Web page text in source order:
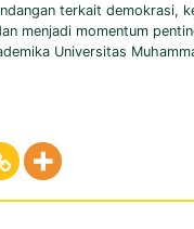
terkait demokrasi,
menjadi momentum
Universitas